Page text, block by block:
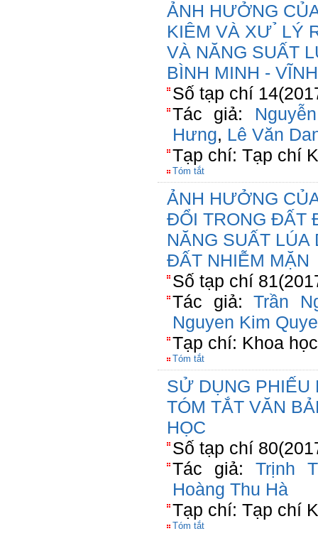
ẢNH HƯỞNG
KIÊM VÀ XƯ ̉ LÝ
VÀ NĂNG SUẤT
BÌNH MINH -
Số tạp chí
Tác giả:
Hưng, Lê Văn
Tạp chí: Tạp chí
Tóm tắt
ẢNH HƯỞNG
ĐỔI TRONG ĐẤT
NĂNG SUẤT
ĐẤT NHIỄM MẶN
Số tạp chí
Tác giả:Trần
Nguyen Kim
Tạp chí: Khoa
Tóm tắt
SỬ DỤNG PHIẾU
TÓM TẮT VĂN
HỌC
Số tạp chí
Tác giả: Trịnh
Hoàng Thu Hà
Tạp chí: Tạp chí
Tóm tắt